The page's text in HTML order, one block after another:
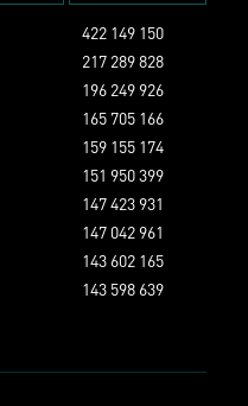
422 149 150
217 289 828
196 249 926
165 705 166
159 155 174
151 950 399
147 423 931
147 042 961
143 602 165
143 598 639